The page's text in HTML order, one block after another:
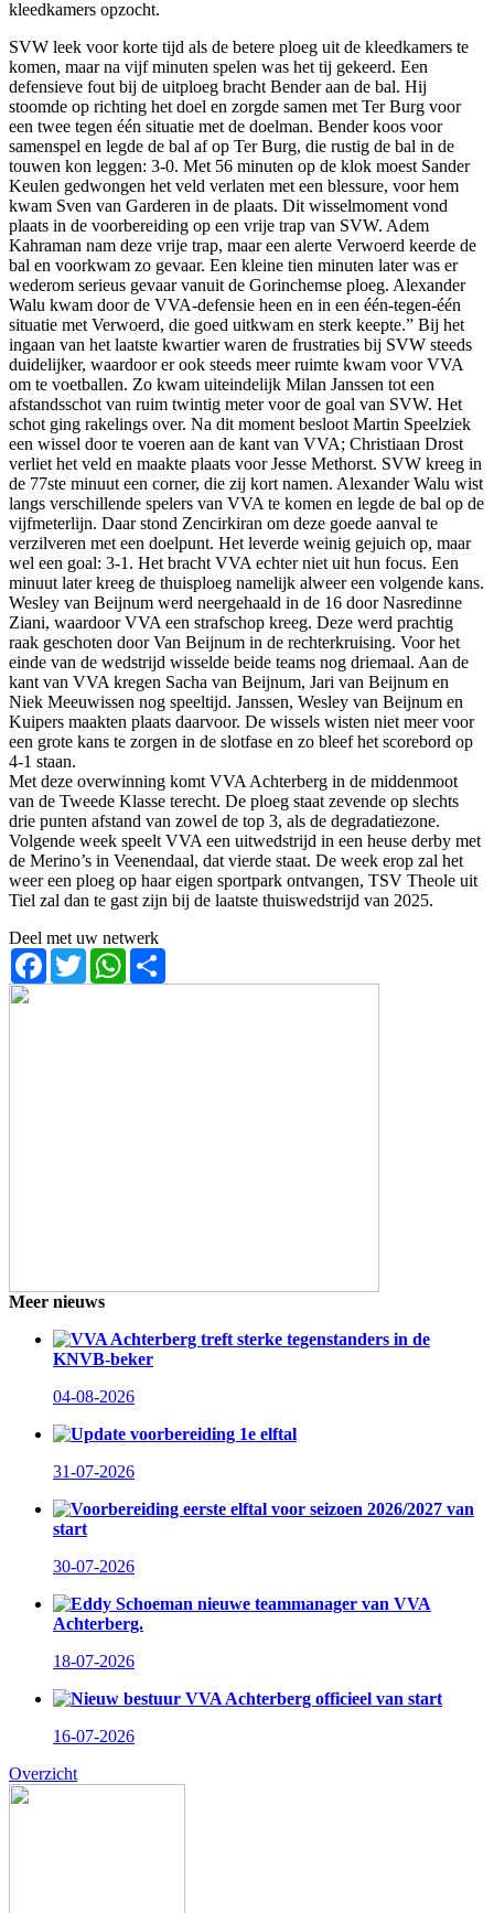
kleedkamers opzocht.
SVW leek voor korte tijd als de betere ploeg uit de kleedkamers te
komen, maar na vijf minuten spelen was het tij gekeerd. Een
defensieve fout bij de uitploeg bracht Bender aan de bal. Hij
stoomde op richting het doel en zorgde samen met Ter Burg voor
een twee tegen één situatie met de doelman. Bender koos voor
samenspel en legde de bal af op Ter Burg, die rustig de bal in de
touwen kon leggen: 3-0. Met 56 minuten op de klok moest Sander
Keulen gedwongen het veld verlaten met een blessure, voor hem
kwam Sven van Garderen in de plaats. Dit wisselmoment vond
plaats in de voorbereiding op een vrije trap van SVW. Adem
Kahraman nam deze vrije trap, maar een alerte Verwoerd keerde de
bal en voorkwam zo gevaar. Een kleine tien minuten later was er
wederom serieus gevaar vanuit de Gorinchemse ploeg. Alexander
Walu kwam door de VVA-defensie heen en in een één-tegen-één
situatie met Verwoerd, die goed uitkwam en sterk keepte.” Bij het
ingaan van het laatste kwartier waren de frustraties bij SVW steeds
duidelijker, waardoor er ook steeds meer ruimte kwam voor VVA
om te voetballen. Zo kwam uiteindelijk Milan Janssen tot een
afstandsschot van ruim twintig meter voor de goal van SVW. Het
schot ging rakelings over. Na dit moment besloot Martin Speelziek
een wissel door te voeren aan de kant van VVA; Christiaan Drost
verliet het veld en maakte plaats voor Jesse Methorst. SVW kreeg in
de 77ste minuut een corner, die zij kort namen. Alexander Walu wist
langs verschillende spelers van VVA te komen en legde de bal op de
vijfmeterlijn. Daar stond Zencirkiran om deze goede aanval te
verzilveren met een doelpunt. Het leverde weinig gejuich op, maar
wel een goal: 3-1. Het bracht VVA echter niet uit hun focus. Een
minuut later kreeg de thuisploeg namelijk alweer een volgende kans.
Wesley van Beijnum werd neergehaald in de 16 door Nasredinne
Ziani, waardoor VVA een strafschop kreeg. Deze werd prachtig
raak geschoten door Van Beijnum in de rechterkruising. Voor het
einde van de wedstrijd wisselde beide teams nog driemaal. Aan de
kant van VVA kregen Sacha van Beijnum, Jari van Beijnum en
Niek Meeuwissen nog speeltijd. Janssen, Wesley van Beijnum en
Kuipers maakten plaats daarvoor. De wissels wisten niet meer voor
een grote kans te zorgen in de slotfase en zo bleef het scorebord op
4-1 staan.
Met deze overwinning komt VVA Achterberg in de middenmoot
van de Tweede Klasse terecht. De ploeg staat zevende op slechts
drie punten afstand van zowel de top 3, als de degradatiezone.
Volgende week speelt VVA een uitwedstrijd in een heuse derby met
de Merino’s in Veenendaal, dat vierde staat. De week erop zal het
weer een ploeg op haar eigen sportpark ontvangen, TSV Theole uit
Tiel zal dan te gast zijn bij de laatste thuiswedstrijd van 2025.
Deel met uw netwerk
Facebook
TwitterWhatsApp
Meer nieuws
VVA Achterberg treft sterke tegenstanders in de
KNVB-beker
04-08-2026
Update voorbereiding 1e elftal
31-07-2026
Voorbereiding eerste elftal voor seizoen 2026/2027 van
start
30-07-2026
Eddy Schoeman nieuwe teammanager van VVA
Achterberg.
18-07-2026
Nieuw bestuur VVA Achterberg officieel van start
16-07-2026
Overzicht